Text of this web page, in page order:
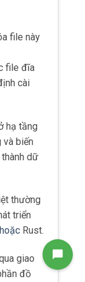
file này
file đĩa
cài
hạ tầng
và biến
dữ
thường
triển
Rust.
giao
đồ